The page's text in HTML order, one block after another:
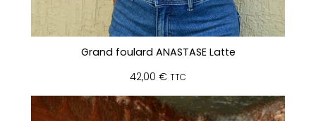
Grand foulard ANASTASE Latte
42,00 € TTC